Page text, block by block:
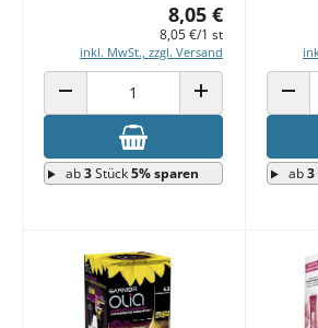
8,05 €
8,05 €/1 st
inkl. MwSt., zzgl. Versand
ANZAHL VERRINGERN ANZAHL ERHÖHEN
ab3Stück5% sparen ab3